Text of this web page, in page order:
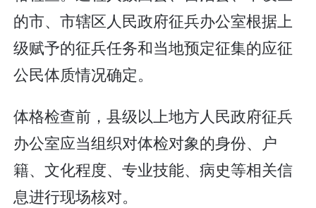
的市、市辖区人民政府征兵办公室根据上
级赋予的征兵任务和当地预定征集的应征
公民体质情况确定。
体格检查前，县级以上地方人民政府征兵
办公室应当组织对体检对象的身份、户
籍、文化程度、专业技能、病史等相关信
息进行现场核对。